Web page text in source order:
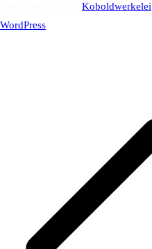
Koboldwerkelei
WordPress